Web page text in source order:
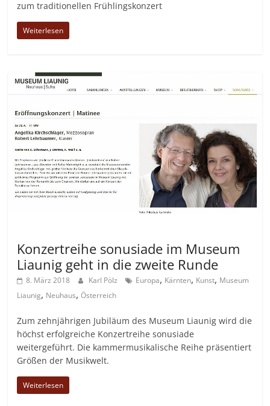
zum traditionellen Frühlingskonzert
Weiterlesen
Konzertreihe sonusiade im Museum
Liaunig geht in die zweite Runde
8. März 2018 Karl Pölz Europa, Kärnten, Kunst, Museum
Liaunig, Neuhaus,Österreich
Zum zehnjährigen Jubiläum des Museum Liaunig wird die
höchst erfolgreiche Konzertreihe sonusiade
weitergeführt. Die kammermusikalische Reihe präsentiert
Größen der Musikwelt.
Weiterlesen